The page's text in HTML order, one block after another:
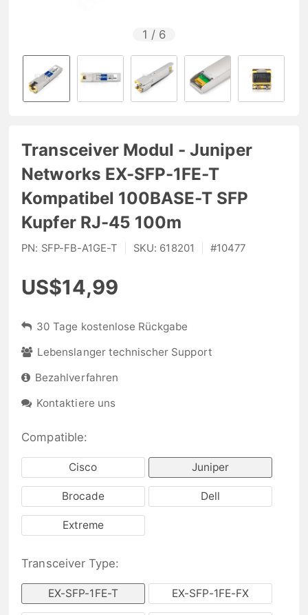
1 / 6
Transceiver Modul - Juniper
Networks EX-SFP-1FE-T
Kompatibel 100BASE-T SFP
Kupfer RJ-45 100m
PN: SFP-FB-A1GE-T SKU: 618201 #10477
US$14,99
30 Tage kostenlose Rückgabe
Lebenslanger technischer Support
Bezahlverfahren
Kontaktiere uns
Compatible:
Cisco Juniper
Brocade Dell
Extreme
Transceiver Type:
EX-SFP-1FE-T EX-SFP-1FE-FX